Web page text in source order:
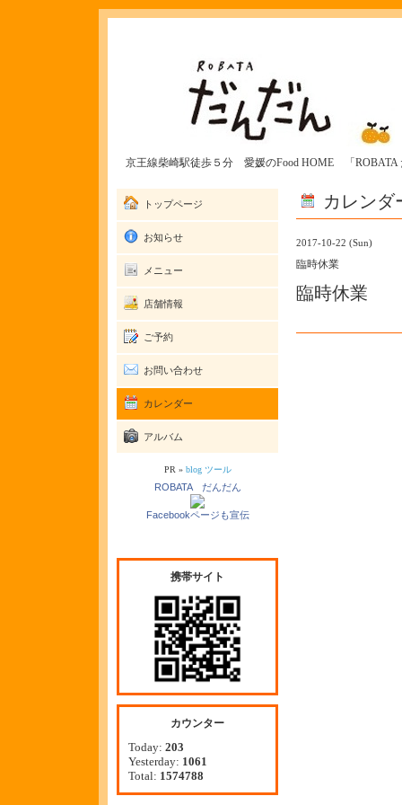
京王線柴崎駅徒歩５分 愛媛のFood HOME 「ROBATA
カレンダ
2017-10-22 (Sun)
臨時休業
臨時休業
トップページ
お知らせ
メニュー
店舗情報
ご予約
お問い合わせ
カレンダー
アルバム
PR » blog ツール
ROBATA だんだん
Facebookページも宣伝
携帯サイト
カウンター
Today: 203
Yesterday: 1061
Total: 1574788